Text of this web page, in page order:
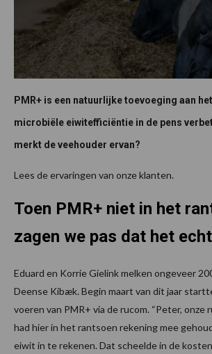
PMR+ is een natuurlijke toevoeging aan
microbiële eiwitefficiëntie in de pens
merkt de veehouder ervan?
Lees de ervaringen van onze klanten.
Toen PMR+ niet in het
zagen we pas dat het
Eduard en Korrie Gielink melken ongeveer
Deense Kibæk. Begin maart van dit jaar
voeren van PMR+ via de rucom. “Peter, onze
had hier in het rantsoen rekening mee
eiwit in te rekenen. Dat scheelde in de